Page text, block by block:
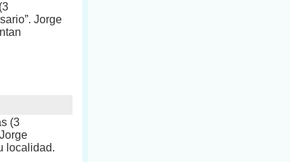
Jorge
(3
localidad.